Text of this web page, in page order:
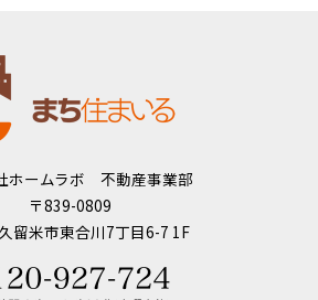
ホームラボ 不動産事業部
〒839-0809
留米市東合川7丁目6-7 1F